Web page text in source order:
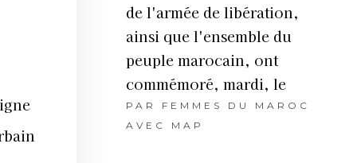
de l'armée de libération,
ainsi que l'ensemble du
peuple marocain, ont
commémoré, mardi, le
PAR FEMMES DU MAROC
AVEC MAP